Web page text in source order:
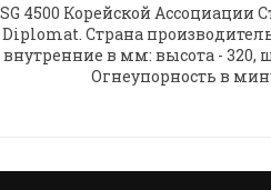
4500 Корейской
Страна
в мм: высота - 320,
Огнеупорность в